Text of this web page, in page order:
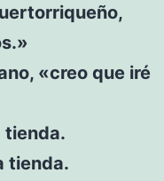
«creo que iré
tienda.
tienda.